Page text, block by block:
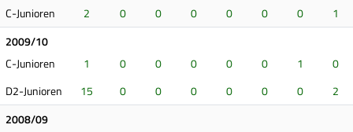
C-Junioren
2 0 0 0 0 0 0
1
2009/10
C-Junioren
1 0 0 0 0 0 1
0
D2-Junioren
15 0 0 0 0 0 0
2
2008/09